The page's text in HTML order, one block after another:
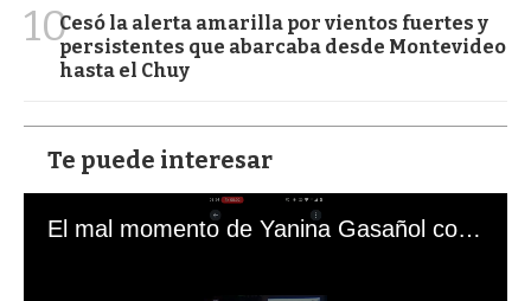
10Cesó la alerta amarilla por vientos fuertes y
persistentes que abarcaba desde Montevideo
hasta el Chuy
Te puede interesar
El mal momento de Yanina Gasañol con un hincha argentino en "Subrayado"